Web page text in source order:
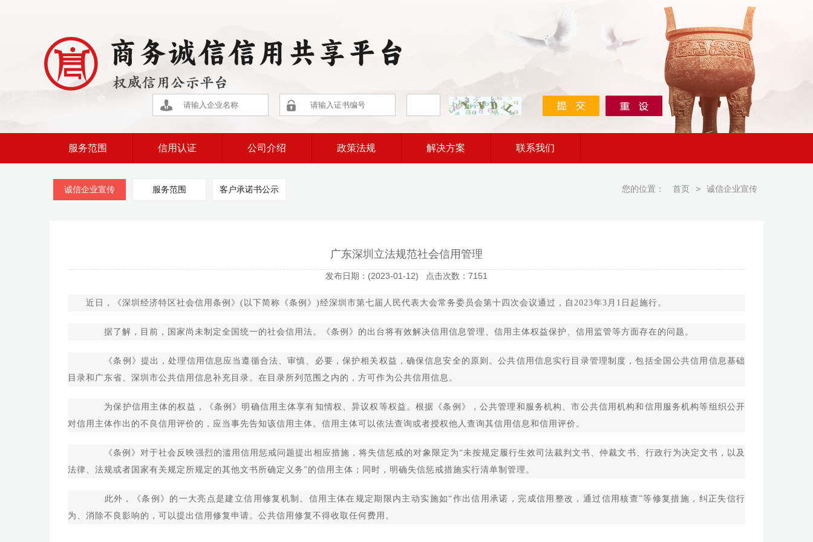
服务范围 信用认证 公司介绍 政策法规 解决方案 联系我们
您的位置： 首页 > 诚信企业宣传
诚信企业宣传 服务范围 客户承诺书公示
广东深圳立法规范社会信用管理
发布日期：(2023-01-12) 点击次数：7151
近日，《深圳经济特区社会信用条例》(以下简称《条例》)经深圳市第七届人民代表大会常务委员会第十四次会议通过，自2023年3月1日起施行。
据了解，目前，国家尚未制定全国统一的社会信用法。《条例》的出台将有效解决信用信息管理、信用主体权益保护、信用监管等方面存在的问题。
《条例》提出，处理信用信息应当遵循合法、审慎、必要，保护相关权益，确保信息安全的原则。公共信用信息实行目录管理制度，包括全国公共信用信息基础
目录和广东省、深圳市公共信用信息补充目录。在目录所列范围之内的，方可作为公共信用信息。
为保护信用主体的权益，《条例》明确信用主体享有知情权、异议权等权益。根据《条例》，公共管理和服务机构、市公共信用机构和信用服务机构等组织公开
对信用主体作出的不良信用评价的，应当事先告知该信用主体。信用主体可以依法查询或者授权他人查询其信用信息和信用评价。
《条例》对于社会反映强烈的滥用信用惩戒问题提出相应措施，将失信惩戒的对象限定为“未按规定履行生效司法裁判文书、仲裁文书、行政行为决定文书，以及
法律、法规或者国家有关规定所规定的其他文书所确定义务”的信用主体；同时，明确失信惩戒措施实行清单制管理。
此外，《条例》的一大亮点是建立信用修复机制。信用主体在规定期限内主动实施如“作出信用承诺，完成信用整改，通过信用核查”等修复措施，纠正失信行
为、消除不良影响的，可以提出信用修复申请。公共信用修复不得收取任何费用。